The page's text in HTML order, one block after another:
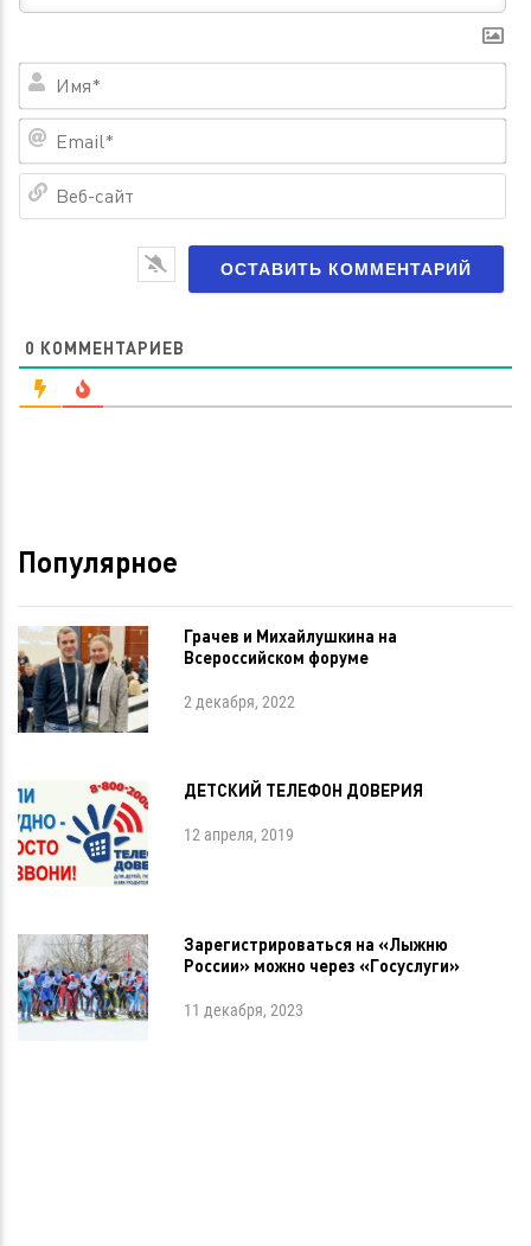
0 КОММЕНТАРИЕВ
Популярное
Грачев и Михайлушкина на
Всероссийском форуме
2 декабря, 2022
ДЕТСКИЙ ТЕЛЕФОН ДОВЕРИЯ
12 апреля, 2019
Зарегистрироваться на «Лыжню
России» можно через «Госуслуги»
11 декабря, 2023